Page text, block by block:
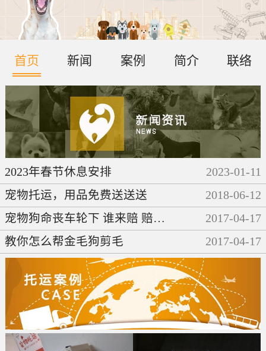
首页 新闻 案例 简介 联络
2023年春节休息安排 2023-01-11
宠物托运，用品免费送送送
2018-06-12
宠物狗命丧车轮下 谁来赔 赔多少
2017-04-17
教你怎么帮金毛狗剪毛
2017-04-17